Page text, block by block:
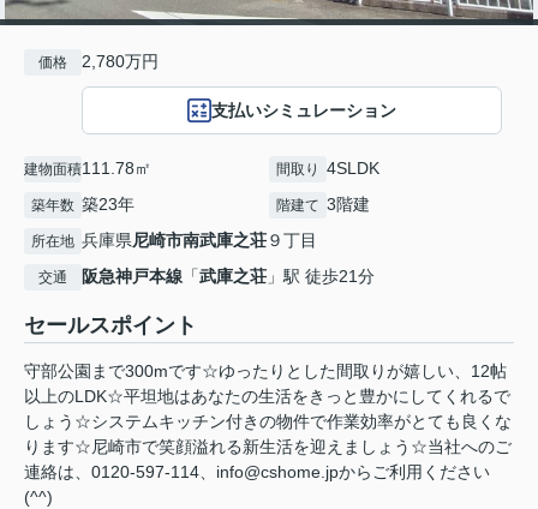
価格 2,780万円
支払いシミュレーション
建物面積111.78㎡ 間取り 4SLDK
築年数 築23年 階建て 3階建
所在地 兵庫県尼崎市南武庫之荘９丁目
交通 阪急神戸本線 「武庫之荘 」駅 徒歩21分
セールスポイント
守部公園まで300mです☆ゆったりとした間取りが嬉しい、12帖
以上のLDK☆平坦地はあなたの生活をきっと豊かにしてくれるで
しょう☆システムキッチン付きの物件で作業効率がとても良くな
ります☆尼崎市で笑顔溢れる新生活を迎えましょう☆当社へのご
連絡は、0120-597-114、info@cshome.jpからご利用ください
(^^)